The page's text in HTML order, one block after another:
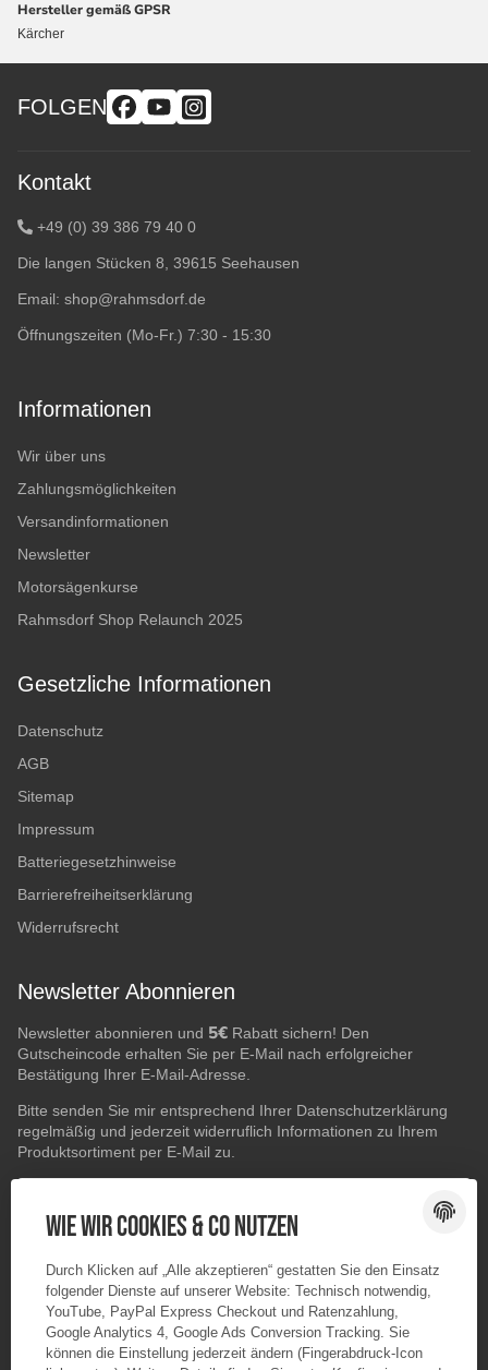
Hersteller gemäß GPSR
Kärcher
FOLGEN
Kontakt
+49 (0) 39 386 79 40 0
Die langen Stücken 8, 39615 Seehausen
Email: shop@rahmsdorf.de
Öffnungszeiten (Mo-Fr.) 7:30 - 15:30
Informationen
Wir über uns
Zahlungsmöglichkeiten
Versandinformationen
Newsletter
Motorsägenkurse
Rahmsdorf Shop Relaunch 2025
Gesetzliche Informationen
Datenschutz
AGB
Sitemap
Impressum
Batteriegesetzhinweise
Barrierefreiheitserklärung
Widerrufsrecht
Newsletter Abonnieren
Newsletter abonnieren und 5€ Rabatt sichern! Den
Gutscheincode erhalten Sie per E-Mail nach erfolgreicher
Bestätigung Ihrer E-Mail-Adresse.
Bitte senden Sie mir entsprechend Ihrer Datenschutzerklärung
regelmäßig und jederzeit widerruflich Informationen zu Ihrem
Produktsortiment per E-Mail zu.
ABONNIEREN
Wie wir Cookies & Co nutzen
Durch Klicken auf „Alle akzeptieren“ gestatten Sie den Einsatz
folgender Dienste auf unserer Website: Technisch notwendig,
YouTube, PayPal Express Checkout und Ratenzahlung,
Google Analytics 4, Google Ads Conversion Tracking. Sie
können die Einstellung jederzeit ändern (Fingerabdruck-Icon